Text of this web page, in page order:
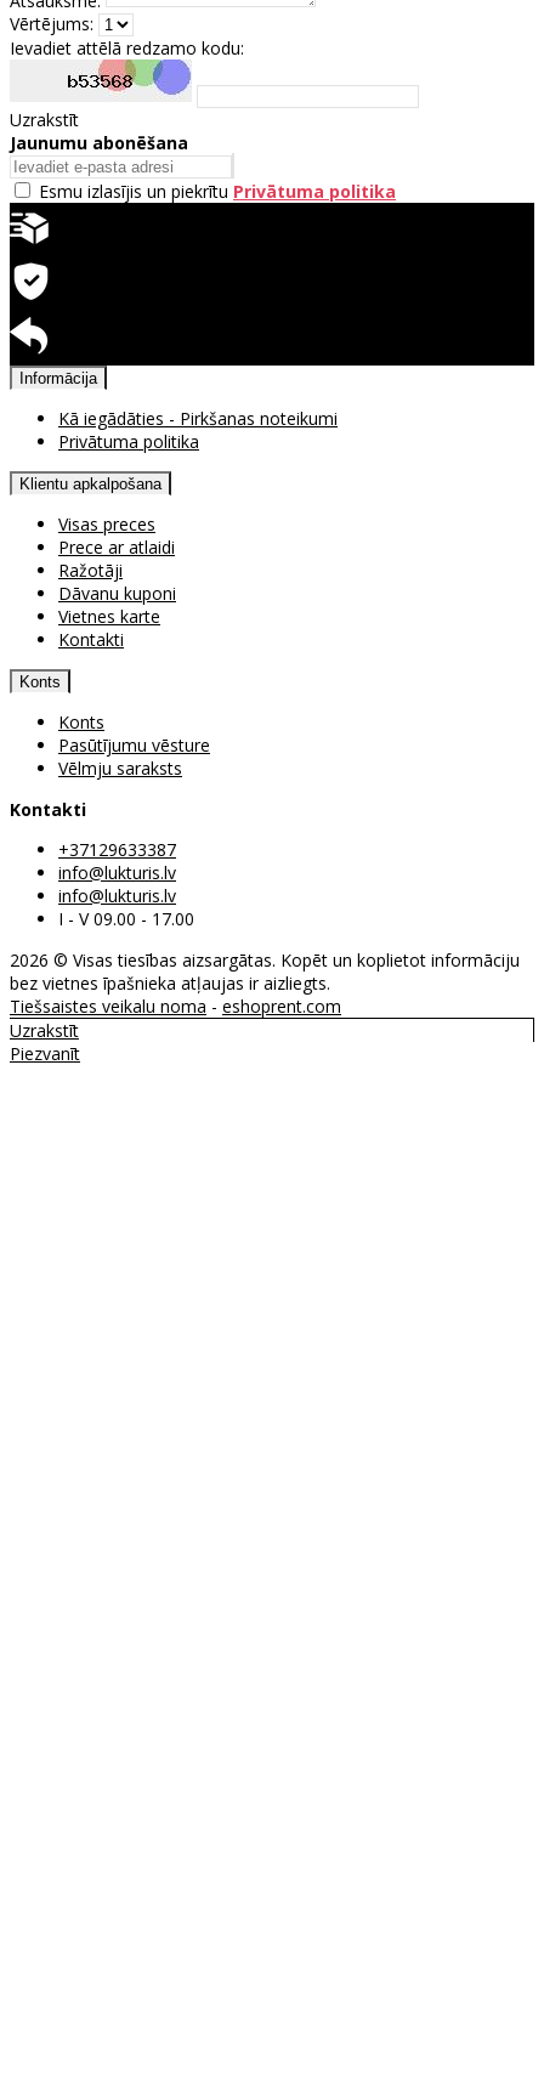
Vērtējums:
Ievadiet attēlā redzamo kodu:
Uzrakstīt
Jaunumu abonēšana
Esmu izlasījis un piekrītu Privātuma politika
Informācija
Kā iegādāties - Pirkšanas noteikumi
Privātuma politika
Klientu apkalpošana
Visas preces
Prece ar atlaidi
Ražotāji
Dāvanu kuponi
Vietnes karte
Kontakti
Konts
Konts
Pasūtījumu vēsture
Vēlmju saraksts
Kontakti
+37129633387
info@lukturis.lv
info@lukturis.lv
I - V 09.00 - 17.00
2026 © Visas tiesības aizsargātas. Kopēt un koplietot informāciju
bez vietnes īpašnieka atļaujas ir aizliegts.
Tiešsaistes veikalu noma - eshoprent.com
Uzrakstīt
Piezvanīt